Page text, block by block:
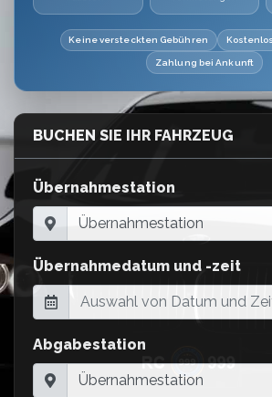
Keine versteckten Gebühren
Zahlung bei Ankunft
BUCHEN SIE IHR FAHRZEUG
Übernahmestation
Übernahmedatum und -zeit
Abgabestation